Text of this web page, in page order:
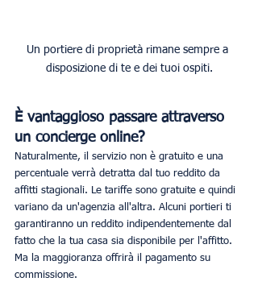
Un portiere di proprietà rimane sempre a
disposizione di te e dei tuoi ospiti.
È vantaggioso passare attraverso
un concierge online?
Naturalmente, il servizio non è gratuito e una
percentuale verrà detratta dal tuo reddito da
affitti stagionali. Le tariffe sono gratuite e quindi
variano da un'agenzia all'altra. Alcuni portieri ti
garantiranno un reddito indipendentemente dal
fatto che la tua casa sia disponibile per l'affitto.
Ma la maggioranza offrirà il pagamento su
commissione.